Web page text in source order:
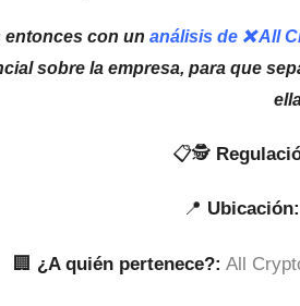
entonces con un análisis de ❌ All
sobre la empresa, para que
📋🕵
📍 Ubicación:
🏢 ¿A quién pertenece?: All